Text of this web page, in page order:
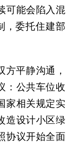
可能会陷入混
，委托住建部
平静沟通，
：公共车位收
家相关规定实
造设计小区绿
协议开始全面